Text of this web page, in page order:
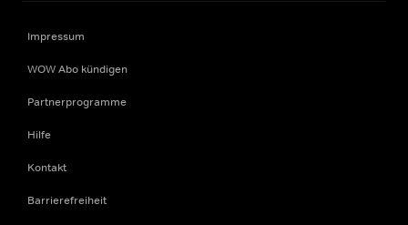
Impressum
WOW Abo kündigen
Partnerprogramme
Hilfe
Kontakt
Barrierefreiheit